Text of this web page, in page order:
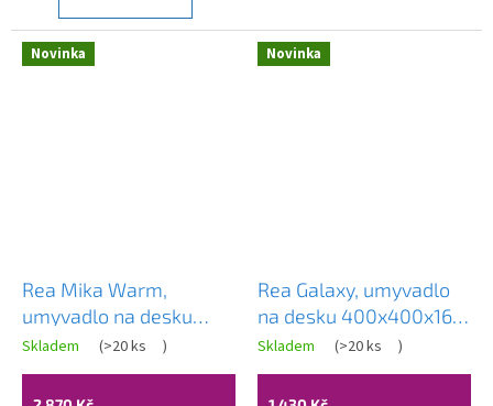
Novinka
Rea Mika Warm,
umyvadlo na desku
500x380x150 mm,
béžová-imitace
kamene, REA-U7347
Skladem (>20 ks )
Novinka
Rea Galaxy, umyvadlo
na desku 400x400x165
mm, bílá lesklá, REA-
U0640
Skladem (>20 ks )